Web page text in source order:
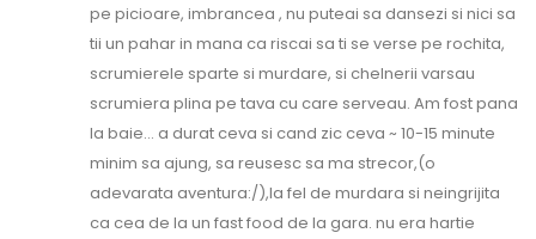
pe picioare, imbrancea , nu puteai sa dansezi si nici sa
tii un pahar in mana ca riscai sa ti se verse pe rochita,
scrumierele sparte si murdare, si chelnerii varsau
scrumiera plina pe tava cu care serveau. Am fost pana
la baie… a durat ceva si cand zic ceva ~ 10-15 minute
minim sa ajung, sa reusesc sa ma strecor,(o
adevarata aventura:/),la fel de murdara si neingrijita
ca cea de la un fast food de la gara. nu era hartie